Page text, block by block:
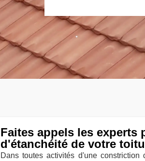
Faites appels les experts
d'étanchéité de votre
Dans toutes activités d'une